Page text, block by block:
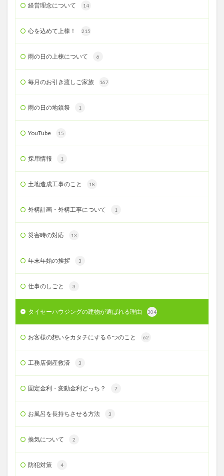
経営理念について 14
心を込めて上棟！ 215
雨の日の上棟について 6
毎月のお引き渡しご家族 167
雨の日の地鎮祭 1
YouTube 15
採用情報 1
土地造成工事のこと 18
外構計画・外構工事について 1
災害時の対応 13
年末年始の挨拶 3
仕事のしごと 3
タイセーハウジングの建物が選ばれる理由 304
お客様の想いをカタチにする６つのこと 62
工務店倒産救済 3
固定金利・変動金利どっち？ 7
お風呂を長持ちさせる方法 3
換気について 2
防犯対策 4